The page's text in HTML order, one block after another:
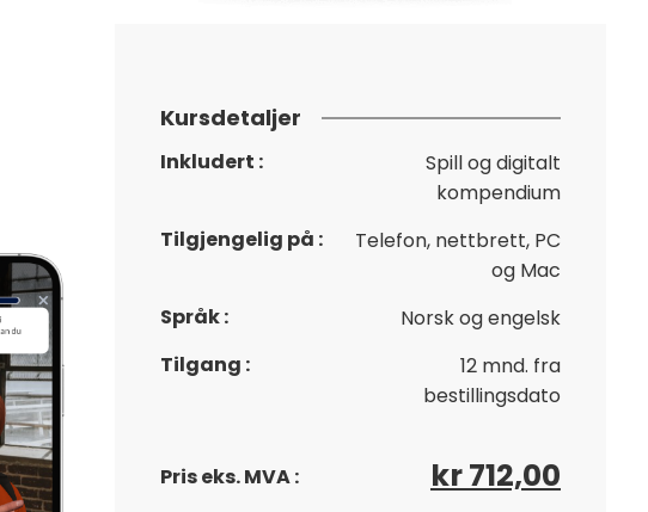
Kursdetaljer
Inkludert
Spill og digitalt
kompendium
Tilgjengelig på
Telefon, nettbrett, PC
og Mac
Språk
Norsk og engelsk
Tilgang
12 mnd. fra
bestillingsdato
Pris eks. MVA kr 712,00